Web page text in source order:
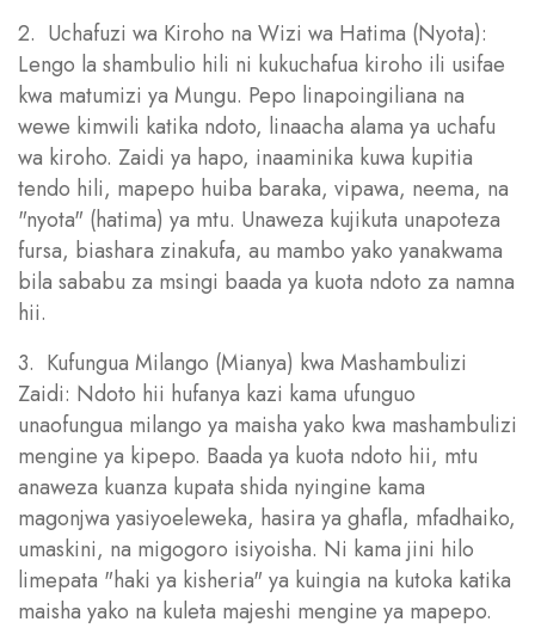
2. Uchafuzi wa Kiroho na Wizi wa Hatima (Nyota):
Lengo la shambulio hili ni kukuchafua kiroho ili usifae
kwa matumizi ya Mungu. Pepo linapoingiliana na
wewe kimwili katika ndoto, linaacha alama ya uchafu
wa kiroho. Zaidi ya hapo, inaaminika kuwa kupitia
tendo hili, mapepo huiba baraka, vipawa, neema, na
"nyota" (hatima) ya mtu. Unaweza kujikuta unapoteza
fursa, biashara zinakufa, au mambo yako yanakwama
bila sababu za msingi baada ya kuota ndoto za namna
hii.
3. Kufungua Milango (Mianya) kwa Mashambulizi
Zaidi: Ndoto hii hufanya kazi kama ufunguo
unaofungua milango ya maisha yako kwa mashambulizi
mengine ya kipepo. Baada ya kuota ndoto hii, mtu
anaweza kuanza kupata shida nyingine kama
magonjwa yasiyoeleweka, hasira ya ghafla, mfadhaiko,
umaskini, na migogoro isiyoisha. Ni kama jini hilo
limepata "haki ya kisheria" ya kuingia na kutoka katika
maisha yako na kuleta majeshi mengine ya mapepo.